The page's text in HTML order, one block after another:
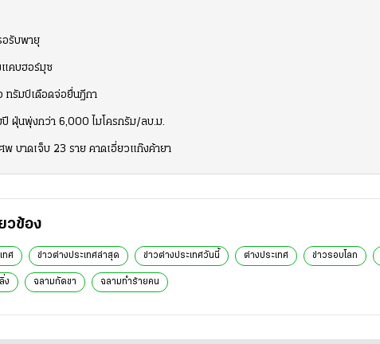
อรับพายุ
แคบฮอร์มุซ
ทรัมป์เดือดจ่อยื่นฎีกา
ฝุ่นพุ่งกว่า 6,000 ไมโครกรัม/ลบ.ม.
บาดเจ็บ 23 ราย คาดเอี่ยวแก๊งค้ายา
วข้อง
ทศ ข่าวต่างประเทศล่าสุด ข่าวต่างประเทศวันนี้ ต่างประเทศ ข่าวรอบโลก
ง ฉลามกัดขา ฉลามทำร้ายคน